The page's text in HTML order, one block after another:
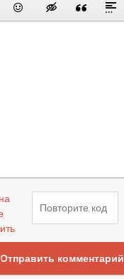
Отправить комментарий